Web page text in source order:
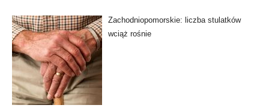
Zachodniopomorskie: liczba stulatków
wciąż rośnie